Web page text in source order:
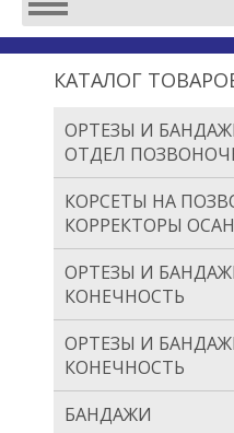
КАТАЛОГ
ОРТЕЗЫ И
ОТДЕЛ
КОРСЕТЫ НА
КОРРЕКТОРЫ
ОРТЕЗЫ И
КОНЕЧНОСТЬ
ОРТЕЗЫ И
КОНЕЧНОСТЬ
БАНДАЖИ